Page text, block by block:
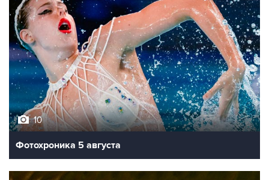
10
Фотохроника 5 августа